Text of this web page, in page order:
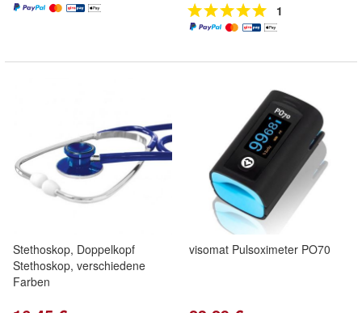
1
Stethoskop, Doppelkopf
Stethoskop, verschiedene
Farben
visomat Pulsoximeter PO70